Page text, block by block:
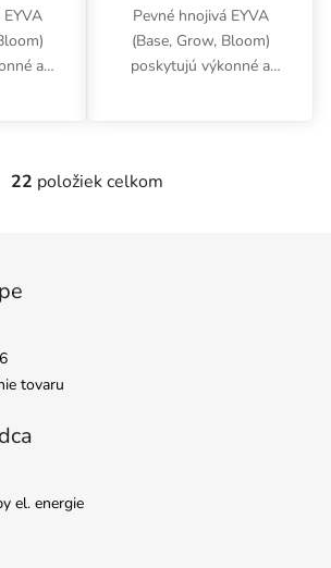
a
a
Pevné hnojivá EYVA
(Base, Grow, Bloom)
poskytujú výkonné a
Toto koncentrované a
Ovládacie prvky výpisu
22 položiek celkom
tovaru
el. energie